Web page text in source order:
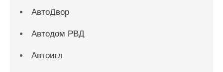
АвтоДвор
Автодом РВД
Автоигл